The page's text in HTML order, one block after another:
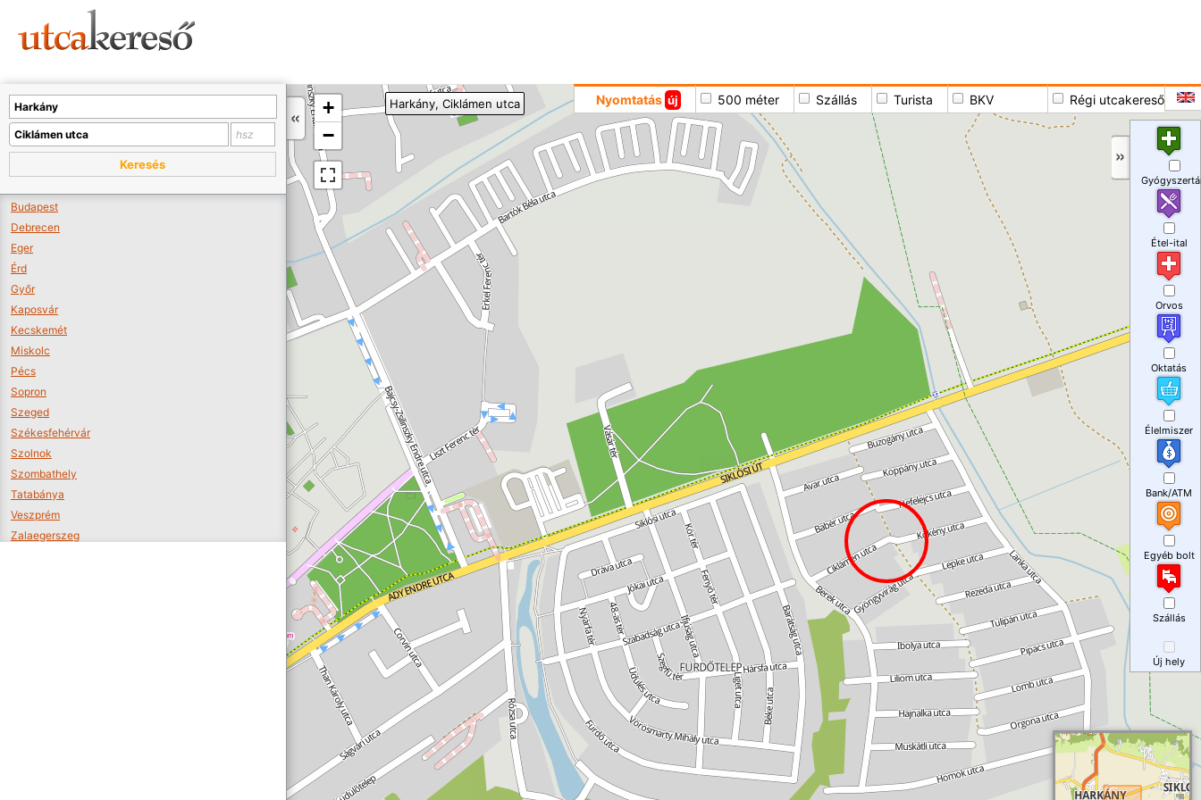
+
−
Nyomtatás új 500 méter Szállás Turista BKV Régi utcakereső
Harkány, Ciklámen utca
Keresés
Budapest
Debrecen
Eger
Érd
Győr
Kaposvár
Kecskemét
Miskolc
Pécs
Sopron
Szeged
Székesfehérvár
Szolnok
Szombathely
Tatabánya
Veszprém
Zalaegerszeg
Étel-ital
Orvos
Oktatás
Élelmiszer
Bank/ATM
Egyéb bolt
Szállás
Új hely
A térképet kicsinyíteni kell, hogy látszódjanak a boltok.
Boltok látszódjanak >>